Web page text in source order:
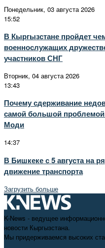
Понедельник, 03 августа 2026
15:52
В Кыргызстане пройдет
военнослужащих
участников СНГ
Вторник, 04 августа 2026
13:43
Почему сдерживание
самой большой
Моди
14:37
В Бишкеке с 5 августа на
движение транспорта
Загрузить больше
K-News - ведущее
новости Кыргызстана.
Мы придерживаемся высоких